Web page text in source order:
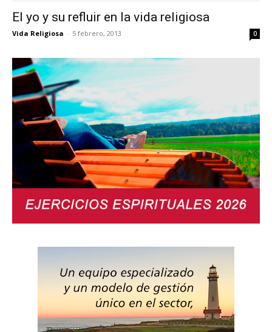
El yo y su refluir en la vida religiosa
Vida Religiosa - 5 febrero, 2013 0